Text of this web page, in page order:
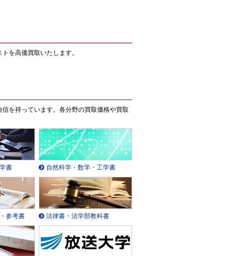
を高価買取いたします。
を持っています。各分野の買取価格や買取
書 自然科学・数学・工学書
参考書 法律書・法学部教科書